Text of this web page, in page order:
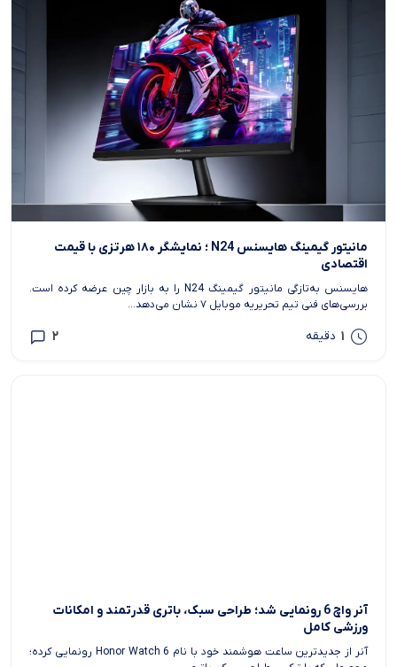
مانیتور گیمینگ هایسنس N24 ؛ نمایشگر ۱۸۰ هرتزی با قیمت
اقتصادی
هایسنس به‌تازگی مانیتور گیمینگ N24 را به بازار چین عرضه کرده است.
بررسی‌های فنی تیم تحریریه موبایل ۷ نشان می‌دهد...
1 دقیقه 2
آنر واچ 6 رونمایی شد؛ طراحی سبک، باتری قدرتمند و امکانات
ورزشی کامل
آنر از جدیدترین ساعت هوشمند خود با نام Honor Watch 6 رونمایی کرده؛